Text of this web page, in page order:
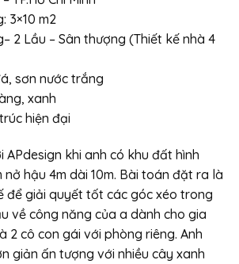
3×10 m2
2 Lầu – Sân thượng (Thiết kế nhà 4
sơn nước trắng
xanh
hiện đại
APdesign khi anh có khu đất hình
hậu 4m dài 10m. Bài toán đặt ra là
để giải quyết tốt các góc xéo trong
về công năng của a dành cho gia
2 cô con gái với phòng riêng. Anh
giản ấn tượng với nhiều cây xanh